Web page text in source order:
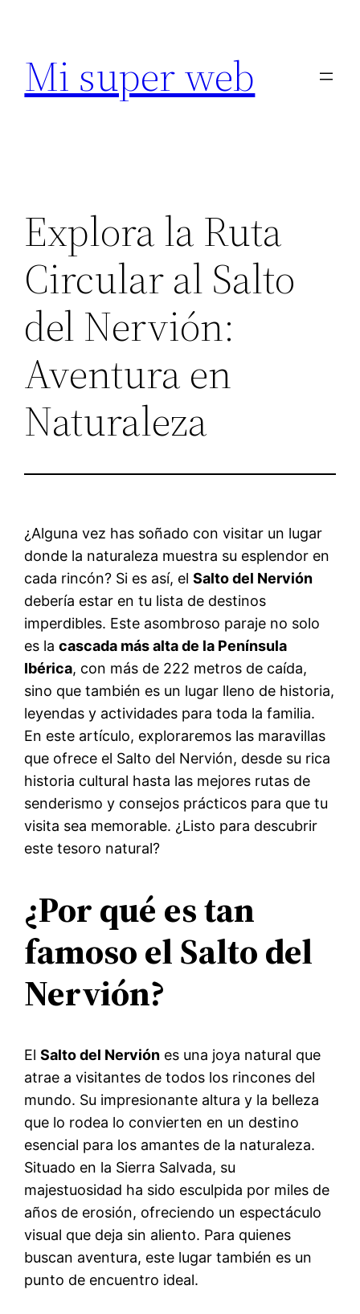
contenido
Mi super web
Explora la Ruta
Circular al Salto
del Nervión:
Aventura en
Naturaleza
¿Alguna vez has soñado con visitar un lugar
donde la naturaleza muestra su esplendor en
cada rincón? Si es así, elSalto del Nervión
debería estar en tu lista de destinos
imperdibles. Este asombroso paraje no solo
es lacascada más alta de la Península
Ibérica, con más de 222 metros de caída,
sino que también es un lugar lleno de historia,
leyendas y actividades para toda la familia.
En este artículo, exploraremos las maravillas
que ofrece el Salto del Nervión, desde su rica
historia cultural hasta las mejores rutas de
senderismo y consejos prácticos para que tu
visita sea memorable. ¿Listo para descubrir
este tesoro natural?
¿Por qué es tan
famoso el Salto del
Nervión?
ElSalto del Nervión es una joya natural que
atrae a visitantes de todos los rincones del
mundo. Su impresionante altura y la belleza
que lo rodea lo convierten en un destino
esencial para los amantes de la naturaleza.
Situado en la Sierra Salvada, su
majestuosidad ha sido esculpida por miles de
años de erosión, ofreciendo un espectáculo
visual que deja sin aliento. Para quienes
buscan aventura, este lugar también es un
punto de encuentro ideal.